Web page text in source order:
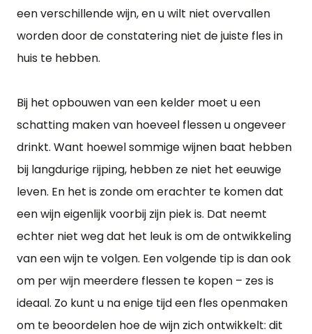
een verschillende wijn, en u wilt niet overvallen
worden door de constatering niet de juiste fles in
huis te hebben.
Bij het opbouwen van een kelder moet u een
schatting maken van hoeveel flessen u ongeveer
drinkt. Want hoewel sommige wijnen baat hebben
bij langdurige rijping, hebben ze niet het eeuwige
leven. En het is zonde om erachter te komen dat
een wijn eigenlijk voorbij zijn piek is. Dat neemt
echter niet weg dat het leuk is om de ontwikkeling
van een wijn te volgen. Een volgende tip is dan ook
om per wijn meerdere flessen te kopen – zes is
ideaal. Zo kunt u na enige tijd een fles openmaken
om te beoordelen hoe de wijn zich ontwikkelt: dit